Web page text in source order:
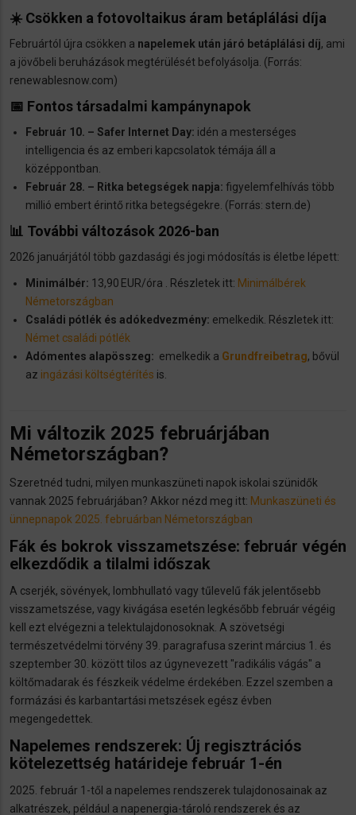
☀️ Csökken a fotovoltaikus áram betáplálási díja
Februártól újra csökken a napelemek után járó betáplálási díj, ami
a jövőbeli beruházások megtérülését befolyásolja. (Forrás:
renewablesnow.com)
📅 Fontos társadalmi kampánynapok
Február 10. – Safer Internet Day: idén a mesterséges
intelligencia és az emberi kapcsolatok témája áll a
középpontban.
Február 28. – Ritka betegségek napja: figyelemfelhívás több
millió embert érintő ritka betegségekre. (Forrás: stern.de)
📊 További változások 2026-ban
2026 januárjától több gazdasági és jogi módosítás is életbe lépett:
Minimálbér: 13,90 EUR/óra . Részletek itt: Minimálbérek
Németországban
Családi pótlék és adókedvezmény: emelkedik. Részletek itt:
Német családi pótlék
Adómentes alapösszeg: emelkedik a Grundfreibetrag, bővül
az ingázási költségtérítés is.
Mi változik 2025 februárjában
Németországban?
Szeretnéd tudni, milyen munkaszüneti napok iskolai szünidők
vannak 2025 februárjában? Akkor nézd meg itt: Munkaszüneti és
ünnepnapok 2025. februárban Németországban
Fák és bokrok visszametszése: február végén
elkezdődik a tilalmi időszak
A cserjék, sövények, lombhullató vagy tűlevelű fák jelentősebb
visszametszése, vagy kivágása esetén legkésőbb február végéig
kell ezt elvégezni a telektulajdonosoknak. A szövetségi
természetvédelmi törvény 39. paragrafusa szerint március 1. és
szeptember 30. között tilos az úgynevezett "radikális vágás" a
költőmadarak és fészkeik védelme érdekében. Ezzel szemben a
formázási és karbantartási metszések egész évben
megengedettek.
Napelemes rendszerek: Új regisztrációs
kötelezettség határideje február 1-én
2025. február 1-től a napelemes rendszerek tulajdonosainak az
alkatrészek, például a napenergia-tároló rendszerek és az